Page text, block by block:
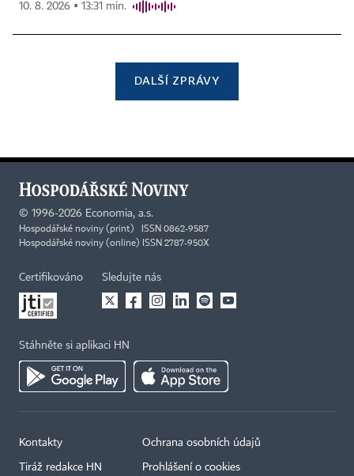
10. 8. 2026 ▪ 13:31 min.
DALŠÍ ZPRÁVY
© 1996-2026 Economia, a.s.
Hospodářské noviny (print) ISSN 0862-9587
Hospodářské noviny (online) ISSN 2787-950X
Certifikováno Sledujte nás
Stáhněte si aplikaci HN
Kontakty
Tiráž redakce HN
Ochrana osobních údajů
Prohlášení o cookies